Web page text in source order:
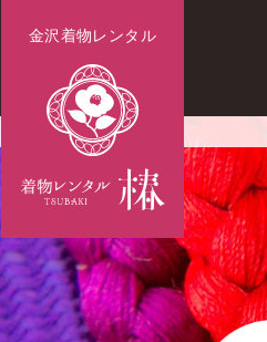
金沢着物レンタル